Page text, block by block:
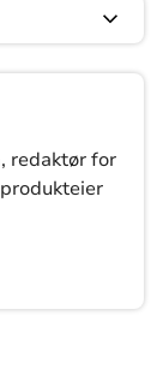
redaktør for